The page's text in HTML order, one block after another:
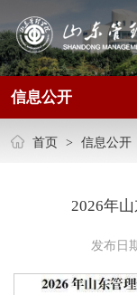
信息公开
首页 > 信息公开
2026年
发布日